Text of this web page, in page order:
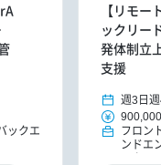
ックエ
【リモ
ックリー
発体制立
支援
週3日
900,000
フロン
ンドエ